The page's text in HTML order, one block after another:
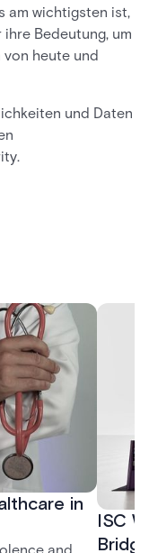
am wichtigsten ist,
Bedeutung, um
von heute und
und Daten
in
ISC